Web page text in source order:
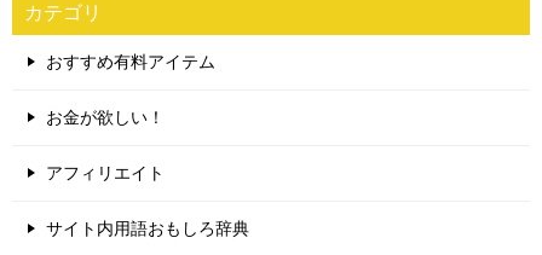
カテゴリ
おすすめ有料アイテム
お金が欲しい！
アフィリエイト
サイト内用語おもしろ辞典